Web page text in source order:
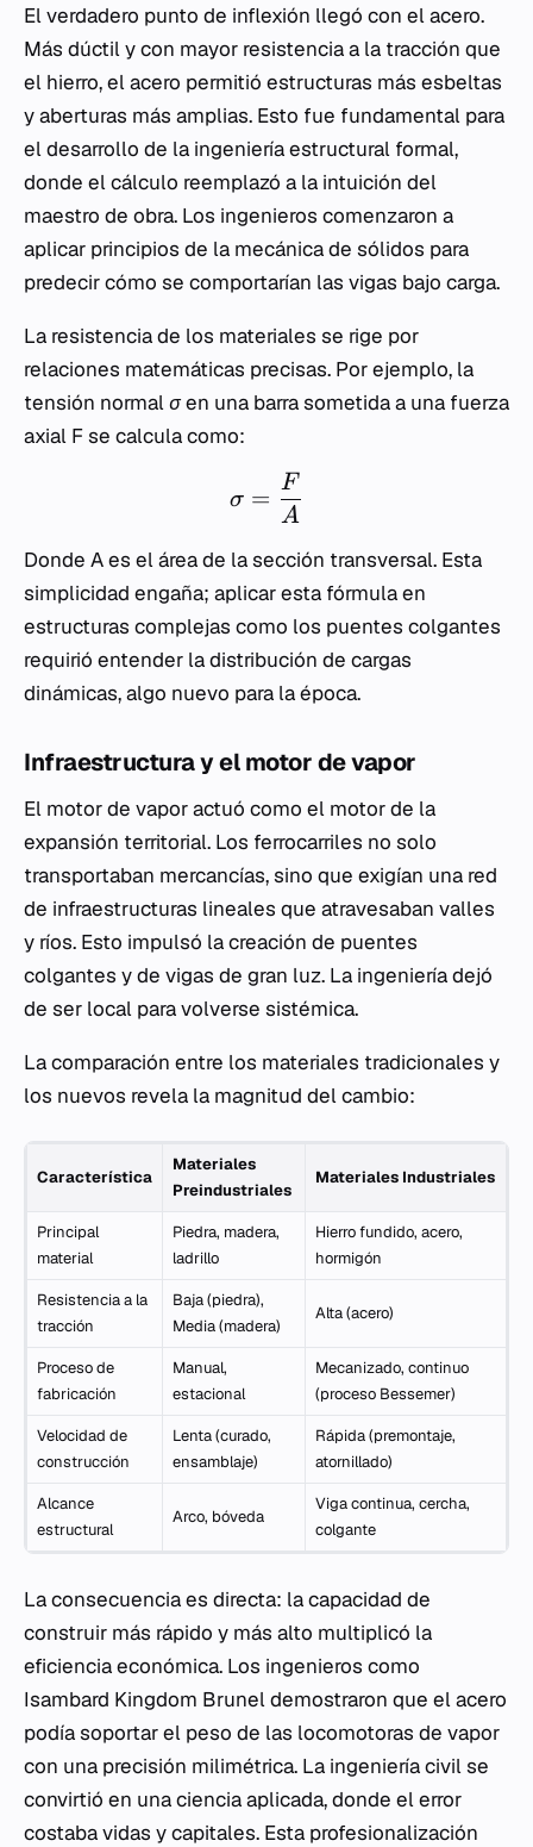
El verdadero punto de inflexión llegó con el acero.
Más dúctil y con mayor resistencia a la tracción que
el hierro, el acero permitió estructuras más esbeltas
y aberturas más amplias. Esto fue fundamental para
el desarrollo de la ingeniería estructural formal,
donde el cálculo reemplazó a la intuición del
maestro de obra. Los ingenieros comenzaron a
aplicar principios de la mecánica de sólidos para
predecir cómo se comportarían las vigas bajo carga.
La resistencia de los materiales se rige por
relaciones matemáticas precisas. Por ejemplo, la
tensión normalσen una barra sometida a una fuerza
axial Fse calcula como:
σ =
A
F
Donde Aes el área de la sección transversal. Esta
simplicidad engaña; aplicar esta fórmula en
estructuras complejas como los puentes colgantes
requirió entender la distribución de cargas
dinámicas, algo nuevo para la época.
Infraestructura y el motor de vapor
El motor de vapor actuó como el motor de la
expansión territorial. Los ferrocarriles no solo
transportaban mercancías, sino que exigían una red
de infraestructuras lineales que atravesaban valles
y ríos. Esto impulsó la creación de puentes
colgantes y de vigas de gran luz. La ingeniería dejó
de ser local para volverse sistémica.
La comparación entre los materiales tradicionales y
los nuevos revela la magnitud del cambio:
Característica
Materiales
Preindustriales
Materiales Industriales
Principal
material
Piedra, madera,
ladrillo
Hierro fundido, acero,
hormigón
Resistencia a la
tracción
Baja (piedra),
Media (madera)
Alta (acero)
Proceso de
fabricación
Manual,
estacional
Mecanizado, continuo
(proceso Bessemer)
Velocidad de
construcción
Lenta (curado,
ensamblaje)
Rápida (premontaje,
atornillado)
Alcance
estructural
Arco, bóveda
Viga continua, cercha,
colgante
La consecuencia es directa: la capacidad de
construir más rápido y más alto multiplicó la
eficiencia económica. Los ingenieros como
Isambard Kingdom Brunel demostraron que el acero
podía soportar el peso de las locomotoras de vapor
con una precisión milimétrica. La ingeniería civil se
convirtió en una ciencia aplicada, donde el error
costaba vidas y capitales. Esta profesionalización